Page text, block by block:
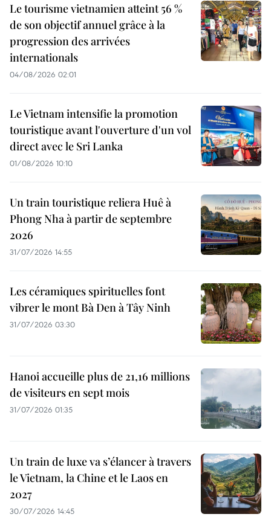
Le tourisme vietnamien atteint 56 %
de son objectif annuel grâce à la
progression des arrivées
internationals
04/08/2026 02:01
Le Vietnam intensifie la promotion
touristique avant l'ouverture d'un vol
direct avec le Sri Lanka
01/08/2026 10:10
Un train touristique reliera Huê à
Phong Nha à partir de septembre
2026
31/07/2026 14:55
Les céramiques spirituelles font
vibrer le mont Bà Den à Tây Ninh
31/07/2026 03:30
Hanoi accueille plus de 21,16 millions
de visiteurs en sept mois ​
31/07/2026 01:35
Un train de luxe va s’élancer à travers
le Vietnam, la Chine et le Laos en
2027
30/07/2026 14:45